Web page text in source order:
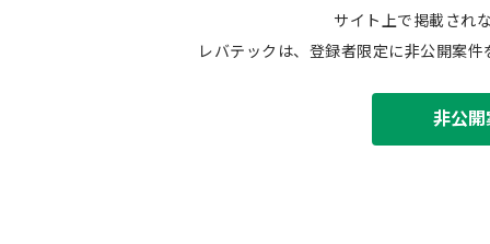
サイト上で掲載され
レバテックは、登録者限定に非公開案
非公